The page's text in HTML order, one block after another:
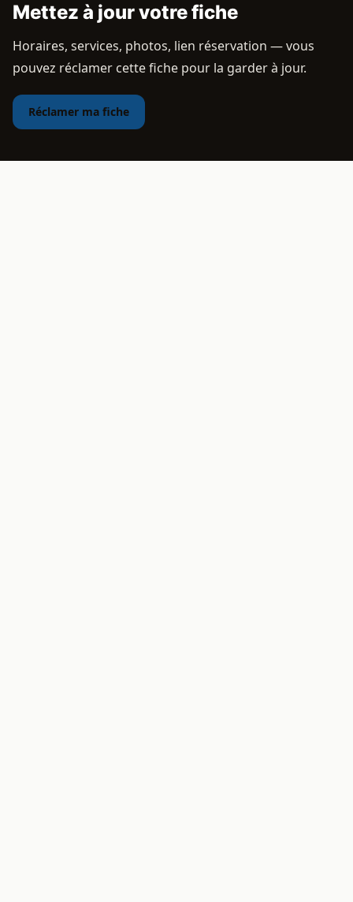
Mettez à jour votre fiche
Horaires, services, photos, lien réservation — vous
pouvez réclamer cette fiche pour la garder à jour.
Réclamer ma fiche